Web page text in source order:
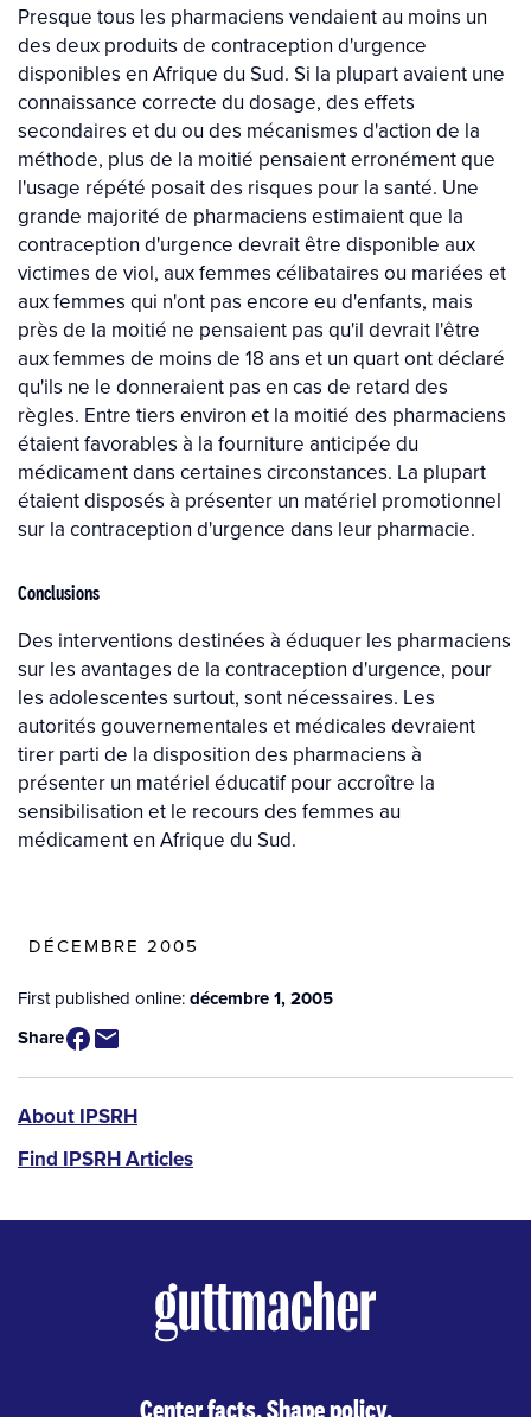
Presque tous les pharmaciens vendaient au moins un
des deux produits de contraception d'urgence
disponibles en Afrique du Sud. Si la plupart avaient une
connaissance correcte du dosage, des effets
secondaires et du ou des mécanismes d'action de la
méthode, plus de la moitié pensaient erronément que
l'usage répété posait des risques pour la santé. Une
grande majorité de pharmaciens estimaient que la
contraception d'urgence devrait être disponible aux
victimes de viol, aux femmes célibataires ou mariées et
aux femmes qui n'ont pas encore eu d'enfants, mais
près de la moitié ne pensaient pas qu'il devrait l'être
aux femmes de moins de 18 ans et un quart ont déclaré
qu'ils ne le donneraient pas en cas de retard des
règles. Entre tiers environ et la moitié des pharmaciens
étaient favorables à la fourniture anticipée du
médicament dans certaines circonstances. La plupart
étaient disposés à présenter un matériel promotionnel
sur la contraception d'urgence dans leur pharmacie.
Conclusions
Des interventions destinées à éduquer les pharmaciens
sur les avantages de la contraception d'urgence, pour
les adolescentes surtout, sont nécessaires. Les
autorités gouvernementales et médicales devraient
tirer parti de la disposition des pharmaciens à
présenter un matériel éducatif pour accroître la
sensibilisation et le recours des femmes au
médicament en Afrique du Sud.
DÉCEMBRE 2005
First published online:décembre 1, 2005
Share
IPSRH
About IPSRH
Find IPSRH Articles
Center facts. Shape policy.